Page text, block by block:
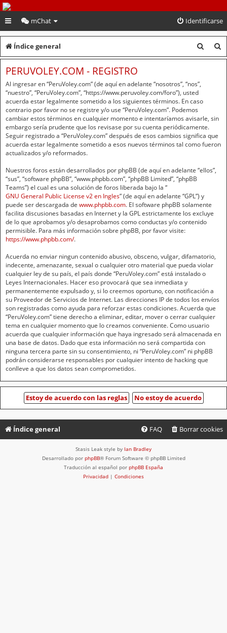
PeruVoley.com
mChat Identificarse
Índice general
u
u
r
PERUVOLEY.COM - REGISTRO
Al ingresar en “PeruVoley.com” (de aquí en adelante “nosotros”, “nos”,
“nuestro”, “PeruVoley.com”, “https://www.peruvoley.com/foro”), usted
acuerda estar legalmente sometido a los siguientes términos. En caso
contrario por favor no se registre y/o use “PeruVoley.com”. Podemos
cambiar estos términos en cualquier momento e intentaríamos avisarle, sin
embargo sería prudente que los revisase por su cuenta periódicamente.
Seguir registrado a “PeruVoley.com” después de esos cambios significa que
acuerda estar legalmente sometido a esos nuevos términos tal como fueron
actualizados y/o reformados.
Nuestros foros están desarrollados por phpBB (de aquí en adelante “ellos”,
“sus”, “software phpBB”, “www.phpbb.com”, “phpBB Limited”, “phpBB
Teams”) el cual es una solución de foros liberada bajo la “
GNU General Public License v2 en Ingles” (de aquí en adelante “GPL”) y
puede ser descargada de www.phpbb.com. El software phpBB solamente
facilita discusiones basadas en Internet y la GPL estrictamente los excluye
de lo que aprobamos y/o desaprobamos como conductas y/o contenido
permisible. Para más información sobre phpBB, por favor visite:
https://www.phpbb.com/.
Acuerda no enviar ningun contenido abusivo, obsceno, vulgar, difamatorio,
indecente, amenazante, sexual o cualquier otro material que pueda violar
cualquier ley de su país, el país donde “PeruVoley.com” está instalado o
Leyes Internacionales. Hacer eso provocará que sea inmediata y
permanentemente expulsado y, si lo creemos oportuno, con notificación a
su Proveedor de Servicios de Internet. Las direcciones IP de todos los envíos
son registradas como ayuda para reforzar estas condiciones. Acuerda que
“PeruVoley.com” tiene derecho a eliminar, editar, mover o cerrar cualquier
tema en cualquier momento que lo creamos conveniente. Como usuario
acuerda que cualquier información que haya ingresado será almacenada en
una base de datos. Dado que esta información no será compartida con
ninguna tercera parte sin su consentimiento, ni “PeruVoley.com” ni phpBB
podrán considerarse responsables por cualquier intento de hacking que
conlleve a que los datos sean comprometidos.
Índice general Borrar cookies
FAQ
Stasis Leak style by Ian Bradley
Desarrollado por phpBB® Forum Software © phpBB Limited
Traducción al español por phpBB España
Privacidad | Condiciones